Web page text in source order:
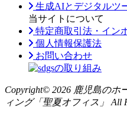
生成AIとデジタルツ
当サイトについて
特定商取引法・イン
個人情報保護法
お問い合わせ
Copyright© 2026 鹿児島のホ
ィング「聖夏オフィス」 All